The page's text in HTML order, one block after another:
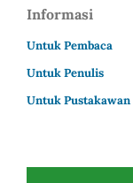
Informasi
Untuk Pembaca
Untuk Penulis
Untuk Pustakawan